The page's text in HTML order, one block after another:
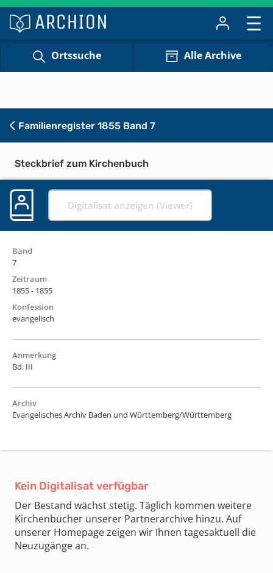
Ortssuche Alle Archive
Familienregister 1855 Band 7
Steckbrief zum Kirchenbuch
Digitalisat anzeigen (Viewer)
Band
7
Zeitraum
1855 - 1855
Konfession
evangelisch
Anmerkung
Bd. III
Archiv
Evangelisches Archiv Baden und Württemberg/Württemberg
Kein Digitalisat verfügbar
Der Bestand wächst stetig. Täglich kommen weitere
Kirchenbücher unserer Partnerarchive hinzu. Auf
unserer Homepage zeigen wir Ihnen tagesaktuell die
Neuzugänge an.